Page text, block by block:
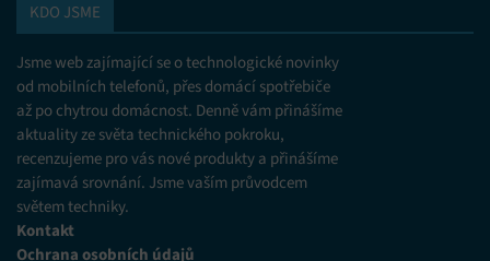
KDO JSME
Jsme web zajímající se o technologické novinky
od mobilních telefonů, přes domácí spotřebiče
až po chytrou domácnost. Denně vám přinášíme
aktuality ze světa technického pokroku,
recenzujeme pro vás nové produkty a přinášíme
zajímavá srovnání. Jsme vaším průvodcem
světem techniky.
Kontakt
Ochrana osobních údajů